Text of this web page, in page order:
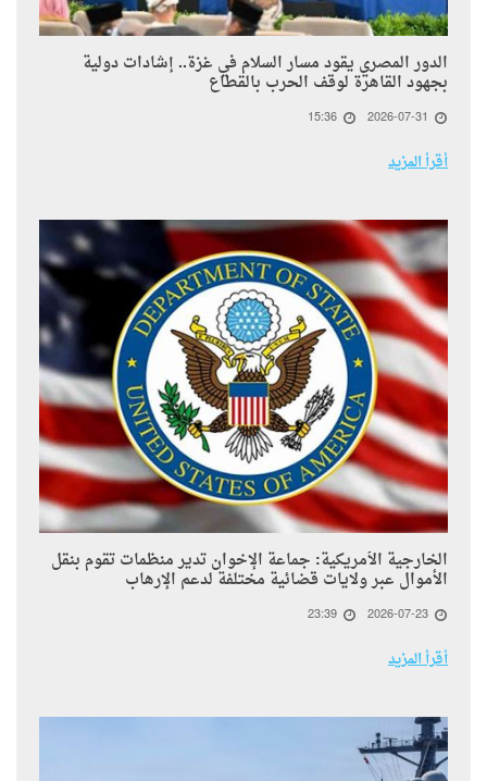
الدور المصري يقود مسار السلام في غزة.. إشادات دولية
بجهود القاهرة لوقف الحرب بالقطاع
2026-07-31
15:36
أقرأ المزيد
الخارجية الأمريكية: جماعة الإخوان تدير منظمات تقوم بنقل
الأموال عبر ولايات قضائية مختلفة لدعم الإرهاب
2026-07-23
23:39
أقرأ المزيد